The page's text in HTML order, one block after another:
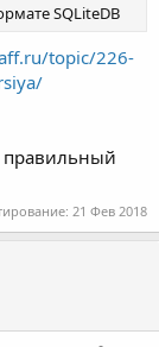
SQLiteDB
topic/226-
правильный
21 Фев 2018